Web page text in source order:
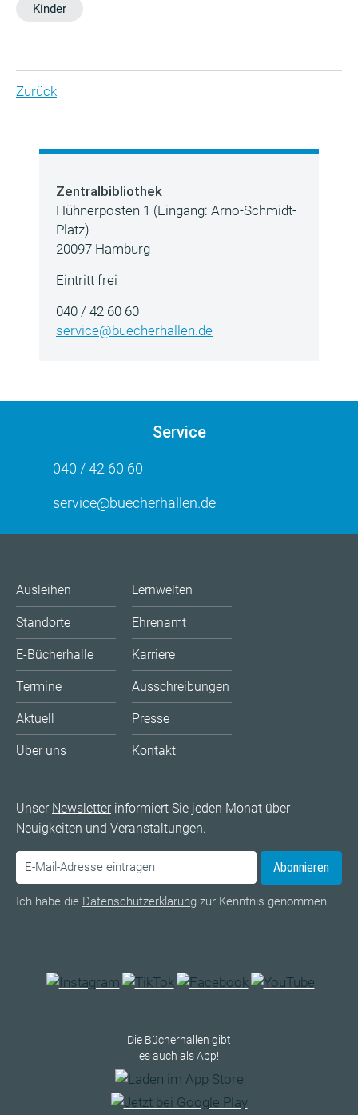
Kinder
Zurück
Zentralbibliothek
Hühnerposten 1 (Eingang: Arno-Schmidt-
Platz)
20097 Hamburg
Eintritt frei
040 / 42 60 60
service@buecherhallen.de
Service
040 / 42 60 60
service@buecherhallen.de
Ausleihen
Standorte
E-Bücherhalle
Termine
Aktuell
Über uns
Lernwelten
Ehrenamt
Karriere
Ausschreibungen
Presse
Kontakt
Unser Newsletterinformiert Sie jeden Monat über
Neuigkeiten und Veranstaltungen.
Abonnieren
Ich habe die Datenschutzerklärung zur Kenntnis genommen.
Die Bücherhallen gibt
es auch als App!